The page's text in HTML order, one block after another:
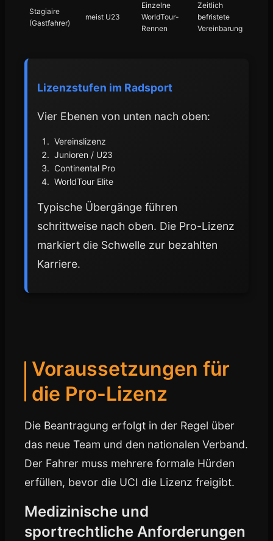
Stagiaire
(Gastfahrer)
meist U23
Einzelne
WorldTour-
Rennen
Zeitlich
befristete
Vereinbarung
Lizenzstufen im Radsport
Vier Ebenen von unten nach oben:
Vereinslizenz
Junioren / U23
Continental Pro
WorldTour Elite
Typische Übergänge führen
schrittweise nach oben. Die Pro-Lizenz
markiert die Schwelle zur bezahlten
Karriere.
Voraussetzungen für
die Pro-Lizenz
Die Beantragung erfolgt in der Regel über
das neue Team und den nationalen Verband.
Der Fahrer muss mehrere formale Hürden
erfüllen, bevor die UCI die Lizenz freigibt.
Medizinische und
sportrechtliche Anforderungen